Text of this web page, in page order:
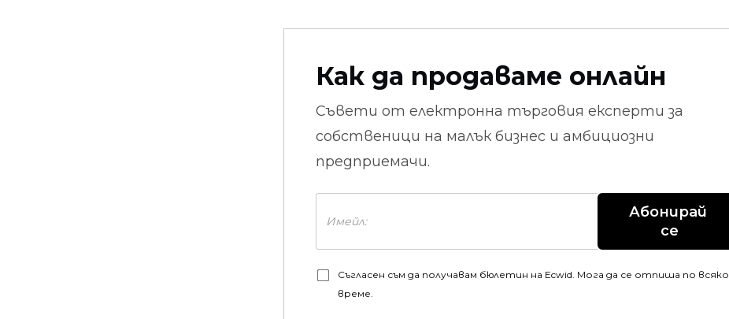
Как да продаваме онлайн
Съвети от електронна търговия експерти за
собственици на малък бизнес и амбициозни
предприемачи.
Абонирай
се
Съгласен съм да получавам бюлетин на Ecwid. Мога да се отпиша по всяко
време.